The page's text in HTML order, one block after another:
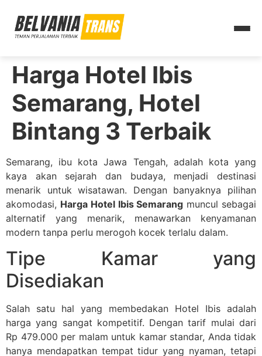
Harga Hotel Ibis
Semarang, Hotel
Bintang 3 Terbaik
Semarang, ibu kota Jawa Tengah, adalah kota yang
kaya akan sejarah dan budaya, menjadi destinasi
menarik untuk wisatawan. Dengan banyaknya pilihan
akomodasi, Harga Hotel Ibis Semarang muncul sebagai
alternatif yang menarik, menawarkan kenyamanan
modern tanpa perlu merogoh kocek terlalu dalam.
Tipe Kamar yang
Disediakan
Salah satu hal yang membedakan Hotel Ibis adalah
harga yang sangat kompetitif. Dengan tarif mulai dari
Rp 479.000 per malam untuk kamar standar, Anda tidak
hanya mendapatkan tempat tidur yang nyaman, tetapi